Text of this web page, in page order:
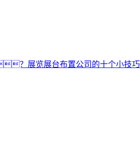
？展览展台布置公司的十个小技巧